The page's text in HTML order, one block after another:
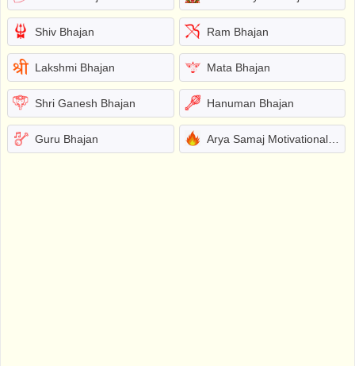
Shiv Bhajan Ram Bhajan
Lakshmi Bhajan Mata Bhajan
Shri Ganesh Bhajan Hanuman Bhajan
Guru Bhajan Arya Samaj Motivational Bhajans